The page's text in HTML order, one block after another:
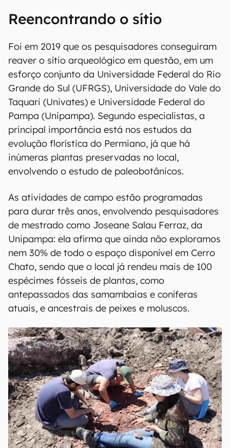
Reencontrando o sítio
Foi em 2019 que os pesquisadores conseguiram
reaver o sítio arqueológico em questão, em um
esforço conjunto da Universidade Federal do Rio
Grande do Sul (UFRGS), Universidade do Vale do
Taquari (Univates) e Universidade Federal do
Pampa (Unipampa). Segundo especialistas, a
principal importância está nos estudos da
evolução florística do Permiano, já que há
inúmeras plantas preservadas no local,
envolvendo o estudo de paleobotânicos.
As atividades de campo estão programadas
para durar três anos, envolvendo pesquisadores
de mestrado como Joseane Salau Ferraz, da
Unipampa: ela afirma que ainda não exploramos
nem 30% de todo o espaço disponível em Cerro
Chato, sendo que o local já rendeu mais de 100
espécimes fósseis de plantas, como
antepassados das samambaias e coníferas
atuais, e ancestrais de peixes e moluscos.